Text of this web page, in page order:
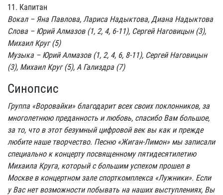
11. Капитан
Вокал – Яна Павлова, Лариса Надыктова, Диана Надыктова
Слова – Юрий Алмазов (1, 2, 4, 6-11), Сергей Наговицын (3),
Михаил Круг (5)
Музыка – Юрий Алмазов (1, 2, 4, 6, 8-11), Сергей Наговицын
(3), Михаил Круг (5), А Гализдра (7)
Синопсис
Группа «Воровайки» благодарит всех своих поклонников, за
многолетнюю преданность и любовь, спасибо Вам большое,
за то, что в этот безумный цифровой век вы как и прежде
любите наше творчество. Песню «Жиган-Лимон» мы записали
специально к концерту посвященному пятидесятилетию
Михаила Круга, который с большим успехом прошел в
Москве в концертном зале спорткомплекса «Лужники». Если
у Вас нет возможности побывать на наших выступлениях, Вы